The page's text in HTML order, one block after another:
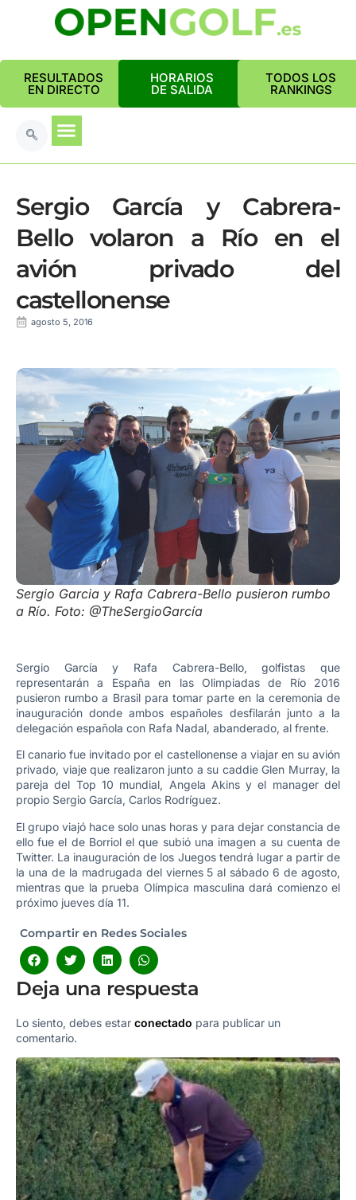
RESULTADOS
EN DIRECTO
HORARIOS
DE SALIDA
TODOS LOS
RANKINGS
Sergio García y Cabrera-
Bello volaron a Río en el
avión privado del
castellonense
agosto 5, 2016
Sergio Garcia y Rafa Cabrera-Bello pusieron rumbo
a Río. Foto: @TheSergioGarcía
Sergio García y Rafa Cabrera-Bello, golfistas que
representarán a España en las Olimpiadas de Río 2016
pusieron rumbo a Brasil para tomar parte en la ceremonia de
inauguración donde ambos españoles desfilarán junto a la
delegación española con Rafa Nadal, abanderado, al frente.
El canario fue invitado por el castellonense a viajar en su avión
privado, viaje que realizaron junto a su caddie Glen Murray, la
pareja del Top 10 mundial, Angela Akins y el manager del
propio Sergio García, Carlos Rodríguez.
El grupo viajó hace solo unas horas y para dejar constancia de
ello fue el de Borriol el que subió una imagen a su cuenta de
Twitter. La inauguración de los Juegos tendrá lugar a partir de
la una de la madrugada del viernes 5 al sábado 6 de agosto,
mientras que la prueba Olímpica masculina dará comienzo el
próximo jueves día 11.
Compartir en Redes Sociales
Deja una respuesta
Lo siento, debes estar conectado para publicar un
comentario.